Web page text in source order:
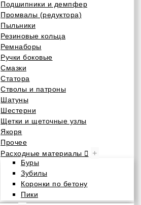
Подшипники и демпфер
Промвалы (редуктора)
Пыльники
Резиновые кольца
Ремнаборы
Ручки боковые
Смазки
Статора
Стволы и патроны
Шатуны
Шестерни
Щетки и щеточные узлы
Якоря
Прочее
Расходные материалы
+
Буры
Зубилы
Коронки по бетону
Пики